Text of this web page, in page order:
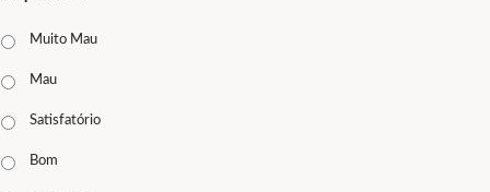
Muito Mau
Mau
Satisfatório
Bom